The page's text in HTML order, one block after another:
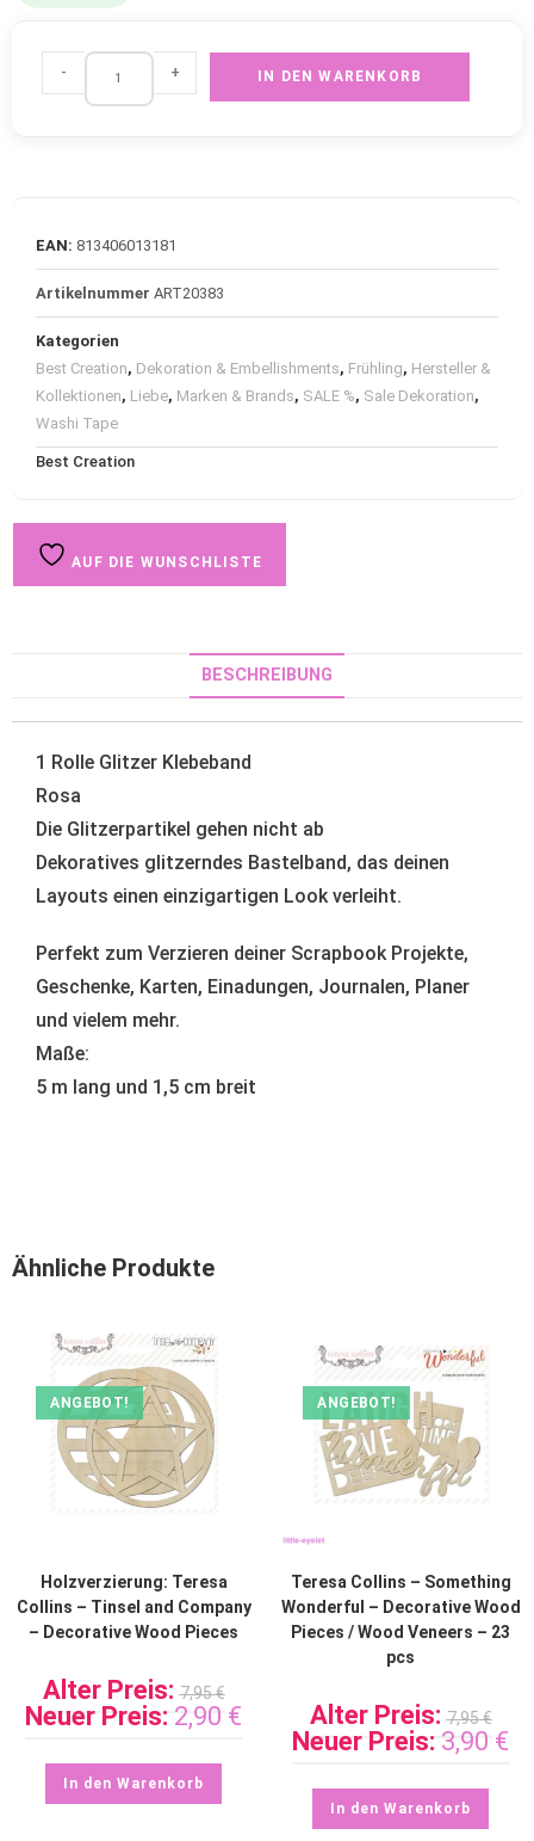
- + IN DEN WARENKORB
EAN: 813406013181
Artikelnummer ART20383
Kategorien
Best Creation, Dekoration & Embellishments, Frühling, Hersteller &
Kollektionen, Liebe, Marken & Brands, SALE %, Sale Dekoration,
Washi Tape
Best Creation
AUF DIE WUNSCHLISTE
BESCHREIBUNG
1 Rolle Glitzer Klebeband
Rosa
Die Glitzerpartikel gehen nicht ab
Dekoratives glitzerndes Bastelband, das deinen
Layouts einen einzigartigen Look verleiht.
Perfekt zum Verzieren deiner Scrapbook Projekte,
Geschenke, Karten, Einadungen, Journalen, Planer
und vielem mehr.
Maße:
5 m lang und 1,5 cm breit
Ähnliche Produkte
ANGEBOT!
Holzverzierung: Teresa
Collins – Tinsel and Company
– Decorative Wood Pieces
Alter Preis: 7,95€
Neuer Preis: 2,90 €
In den Warenkorb
ANGEBOT!
Teresa Collins – Something
Wonderful – Decorative Wood
Pieces / Wood Veneers – 23
pcs
Alter Preis: 7,95€
Neuer Preis: 3,90 €
In den Warenkorb